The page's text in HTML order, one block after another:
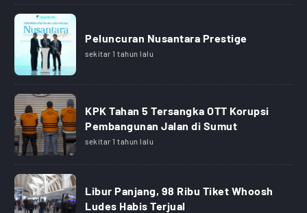
Peluncuran Nusantara Prestige
sekitar 1 tahun lalu
KPK Tahan 5 Tersangka OTT Korupsi
Pembangunan Jalan di Sumut
sekitar 1 tahun lalu
Libur Panjang, 98 Ribu Tiket Whoosh
Ludes Habis Terjual